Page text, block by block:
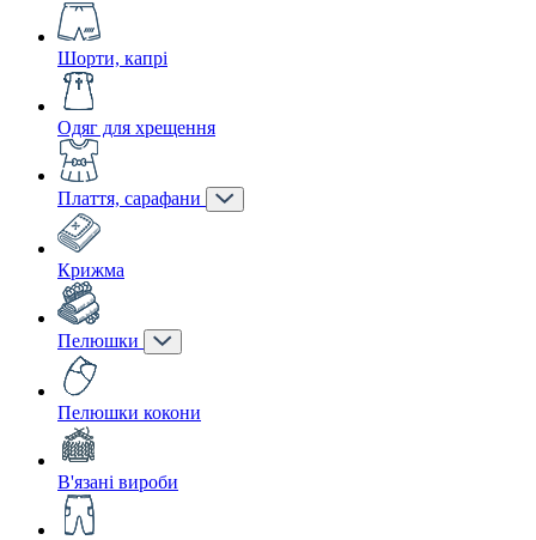
Шорти, капрі
Одяг для хрещення
Плаття, сарафани
Крижма
Пелюшки
Пелюшки кокони
В'язані вироби